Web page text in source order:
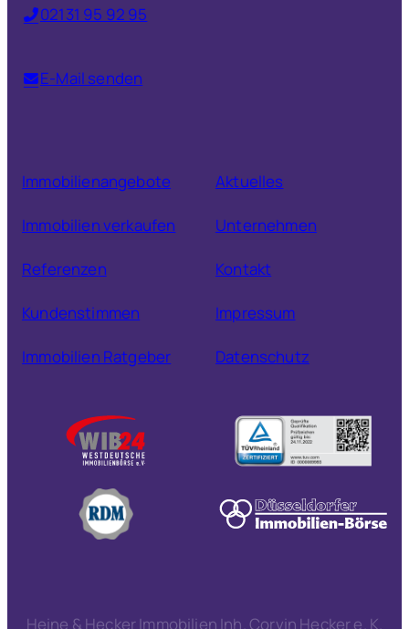
02131 95 92 95
E-Mail senden
Immobilienangebote
Immobilien verkaufen
Referenzen
Kundenstimmen
Immobilien Ratgeber
Aktuelles
Unternehmen
Kontakt
Impressum
Datenschutz
Heine & Hecker Immobilien Inh. Corvin Hecker e. K.